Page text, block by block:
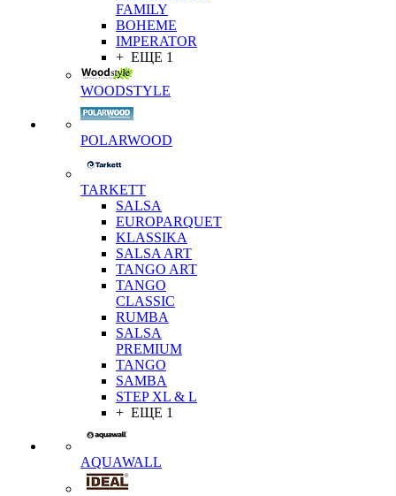
FAMILY
BOHEME
IMPERATOR
+ ЕЩЕ 1
WOODSTYLE
POLARWOOD
TARKETT
SALSA
EUROPARQUET
KLASSIKA
SALSA ART
TANGO ART
TANGO
CLASSIC
RUMBA
SALSA
PREMIUM
TANGO
SAMBA
STEP XL & L
+ ЕЩЕ 1
AQUAWALL